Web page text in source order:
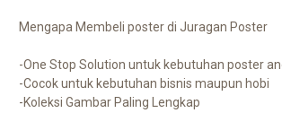
Mengapa Membeli poster di Juragan Poster
-One Stop Solution untuk kebutuhan poster
-Cocok untuk kebutuhan bisnis maupun hobi
-Koleksi Gambar Paling Lengkap